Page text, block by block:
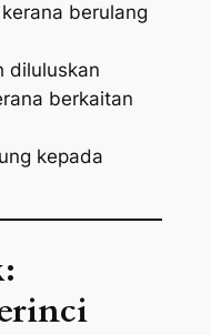
berulang
diluluskan
berkaitan
kepada